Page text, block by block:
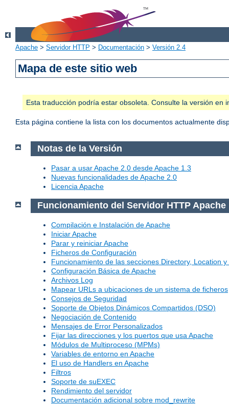
Apache > Servidor HTTP > Documentación > Versión 2.4
Mapa de este sitio web
Esta traducción podría estar obsoleta. Consulte la versión
Esta página contiene la lista con los documentos actualmente
Notas de la Versión
Pasar a usar Apache 2.0 desde Apache 1.3
Nuevas funcionalidades de Apache 2.0
Licencia Apache
Funcionamiento del Servidor HTTP Apache
Compilación e Instalación de Apache
Iniciar Apache
Parar y reiniciar Apache
Ficheros de Configuración
Funcionamiento de las secciones Directory, Location y
Configuración Básica de Apache
Archivos Log
Mapear URLs a ubicaciones de un sistema de ficheros
Consejos de Seguridad
Soporte de Objetos Dinámicos Compartidos (DSO)
Negociación de Contenido
Mensajes de Error Personalizados
Fijar las direcciones y los puertos que usa Apache
Módulos de Multiproceso (MPMs)
Variables de entorno en Apache
El uso de Handlers en Apache
Filtros
Soporte de suEXEC
Rendimiento del servidor
Documentación adicional sobre mod_rewrite